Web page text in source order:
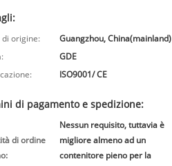
di origine:
Guangzhou, China(mainland)
GDE
ISO9001/ CE
di pagamento e spedizione:
di ordine
Nessun requisito, tuttavia è
migliore almeno ad un
contenitore pieno per la